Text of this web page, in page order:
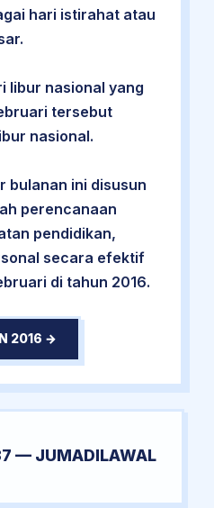
hari istirahat atau
libur nasional yang
tersebut
nasional.
bulanan ini disusun
perencanaan
pendidikan,
secara efektif
di tahun 2016.
2016 →
— JUMADILAWAL